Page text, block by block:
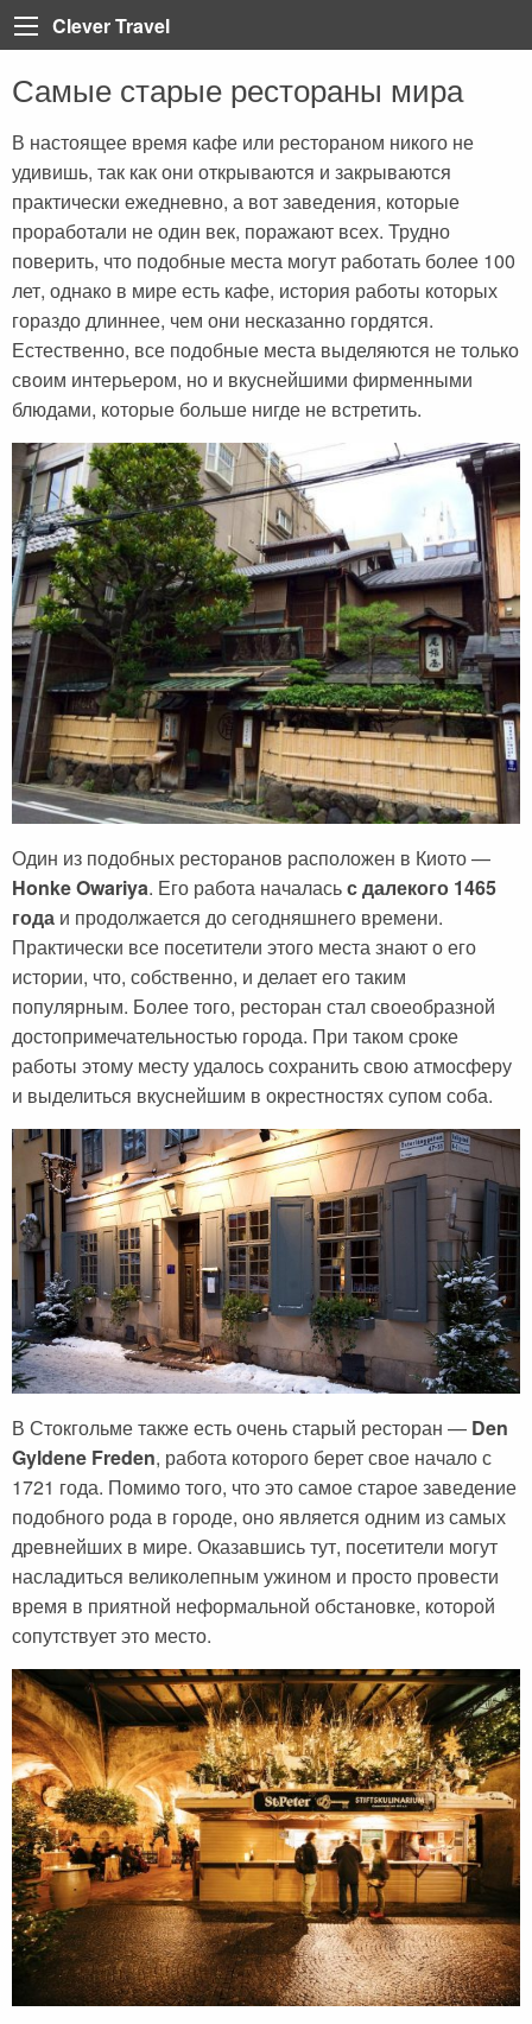
Back
Турция
Back
Алания
Мармарис
Кемер
Стамбул
Каппадокия
Олюдениз
Кушадасы
Бодрум
Египет
Back
Шарм-эль-Шейх
Хургада
Iberotel Costa Mares
Доминикана
Греция
Back
Крит
Санторини
Закинф (Закинтос)
Испания
Back
Коста Брава
Ибица
Майорка
Фуэртевентура
Барселона
Италия
Back
Рим
Сардиния
Витербо
Флоренция
Сицилия
Венеция
Франция
Back
Париж
Корсика
Грузия
Back
Португалия
Back
Черногория
Хорватия
Прага
Албания
Иордания
Мальдивские острова
Занзибар
Дубай
Мексика
Кипр
Тунис
Сейшельские острова
Закопане
Амстердам
Копенгаген
Фарерские острова
Тироль
Закрытые страны
Back
Вьетнам
Катар
Бали
Куба
Хайнань (Китай)
Back
Все статьи
Египет
ОАЭ
Регистрация на рейс
Занзибар
Бали
Тенерифе
Черногория
Пляжи
Достопримечательности
Аэропорты
Back
Болгария
Греция
Грузия
Доминикана
Дубай
Египет
Занзибар
Иордания
Испания
Италия
Кипр
Мадейра
Мальдивы
Мексика
Польша
Турция
Тунис
Франция
Хорватия
Черногория
Чехия
Шри-Ланка
Back
Турция
Египет
Clever Travel
Самые старые рестораны мира
В настоящее время кафе или рестораном никого не
удивишь, так как они открываются и закрываются
практически ежедневно, а вот заведения, которые
проработали не один век, поражают всех. Трудно
поверить, что подобные места могут работать более 100
лет, однако в мире есть кафе, история работы которых
гораздо длиннее, чем они несказанно гордятся.
Естественно, все подобные места выделяются не только
своим интерьером, но и вкуснейшими фирменными
блюдами, которые больше нигде не встретить.
Один из подобных ресторанов расположен в Киото —
Honke Owariya. Его работа началасьс далекого 1465
года и продолжается до сегодняшнего времени.
Практически все посетители этого места знают о его
истории, что, собственно, и делает его таким
популярным. Более того, ресторан стал своеобразной
достопримечательностью города. При таком сроке
работы этому месту удалось сохранить свою атмосферу
и выделиться вкуснейшим в окрестностях супом соба.
В Стокгольме также есть очень старый ресторан — Den
Gyldene Freden, работа которого берет свое начало с
1721 года. Помимо того, что это самое старое заведение
подобного рода в городе, оно является одним из самых
древнейших в мире. Оказавшись тут, посетители могут
насладиться великолепным ужином и просто провести
время в приятной неформальной обстановке, которой
сопутствует это место.